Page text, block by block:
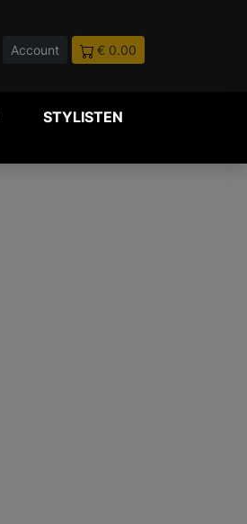
Account € 0.00
STYLISTEN